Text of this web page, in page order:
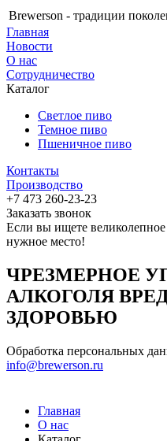
Brewerson - традиции
Главная
Новости
О нас
Сотрудничество
Каталог
Светлое пиво
Темное пиво
Пшеничное пиво
Контакты
Производство
+7 473 260-23-23
Заказать звонок
Если вы ищете
нужное место!
ЧРЕЗМЕРНОЕ
АЛКОГОЛЯ
ЗДОРОВЬЮ
Обработка персональных
info@brewerson.ru
Главная
О нас